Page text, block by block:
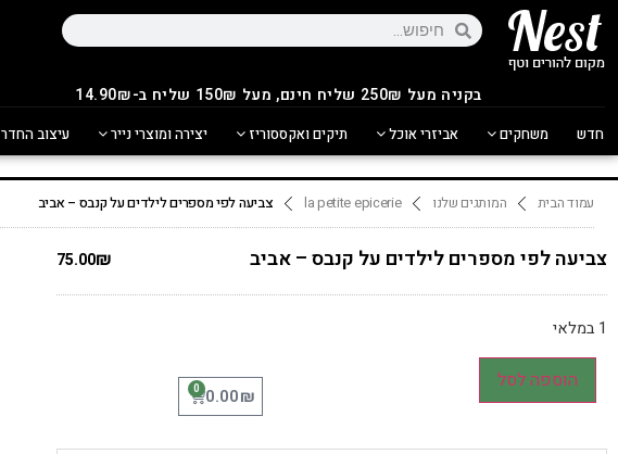
בקניה מעל 250 ₪ שליח חינם, מעל 150₪ שליח ב-14.90₪
חדש משחקים אביזרי אוכל תיקים ואקססוריז יצירה ומוצרי נייר עיצוב החדר
עמוד הבית המותגים שלנו la petite epicerie צביעה לפי מספרים לילדים על קנבס – אביב
צביעה לפי מספרים לילדים על קנבס – אביב 75.00₪
1 במלאי
הוספה לסל
0.00₪
0